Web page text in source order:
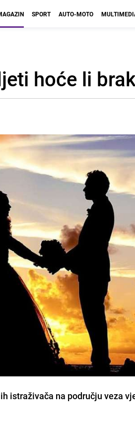
SPORT AUTO-MOTO
hoće li
istraživača na području veza